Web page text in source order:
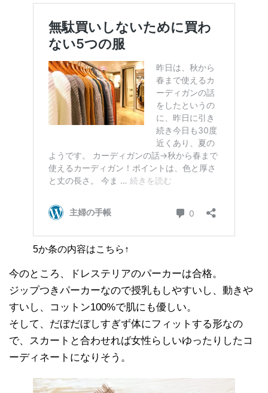
5か条の内容はこちら↑
今のところ、ドレステリアのパーカーは合格。
ジップつきパーカーなので授乳もしやすいし、動きや
すいし、コットン100%で肌にも優しい。
そして、だぼだぼしすぎず体にフィットする形なの
で、スカートと合わせれば女性らしいゆったりしたコ
ーディネートになりそう。